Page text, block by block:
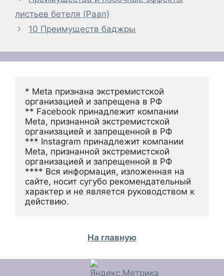
листьев бетеля (Paan)
10 Преимуществ баджры
* Meta признана экстремистской
организацией и запрещена в РФ
** Facebook принадлежит компании
Meta, признанной экстремистской
организацией и запрещенной в РФ
*** Instagram принадлежит компании
Meta, признанной экстремистской
организацией и запрещенной в РФ
**** Вся информация, изложенная на
сайте, носит сугубо рекомендательный
характер и не является руководством к
действию.
На главную